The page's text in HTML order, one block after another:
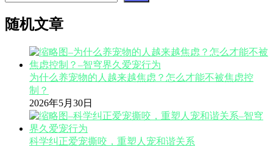
页
随机文章
为什么养宠物的人越来越焦虑？怎么才能不被焦虑控
制？
2026年5月30日
科学纠正爱宠撕咬，重塑人宠和谐关系